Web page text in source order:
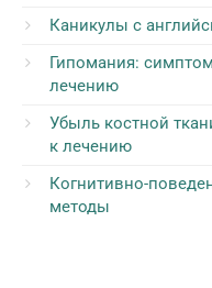
Каникулы с
Гипомания:
лечению
Убыль костной
к лечению
Когнитивно-
методы